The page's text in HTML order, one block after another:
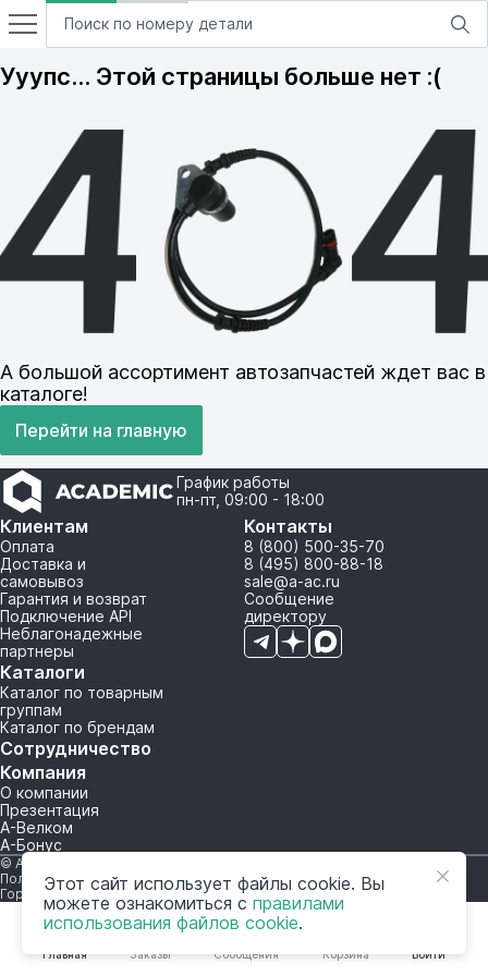
Главная Войти
Заказы Сообщения Корзина
Ууупс… Этой страницы больше нет :(
А большой ассортимент автозапчастей ждет вас в
каталоге!
Перейти на главную
График работы
пн-пт, 09:00 - 18:00
Клиентам
Оплата
Доставка и
самовывоз
Гарантия и возврат
Подключение API
Неблагонадежные
партнеры
Каталоги
Каталог по товарным
группам
Каталог по брендам
Сотрудничество
Компания
О компании
Презентация
А-Велком
А-Бонус
Контакты
8 (800) 500-35-70
8 (495) 800-88-18
sale@a-ac.ru
Сообщение
директору
© A-AC.RU 2015-2026. Все права защищены.
Политика обработки персональных данных
Горячая линия корпоративного регулирования и контроля
Этот сайт использует файлы cookie. Вы
можете ознакомиться с правилами
использования файлов cookie.